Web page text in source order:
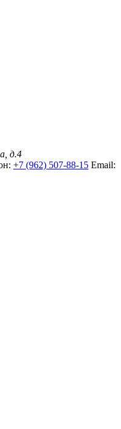
д.4
+7 (962) 507-88-15 Email: